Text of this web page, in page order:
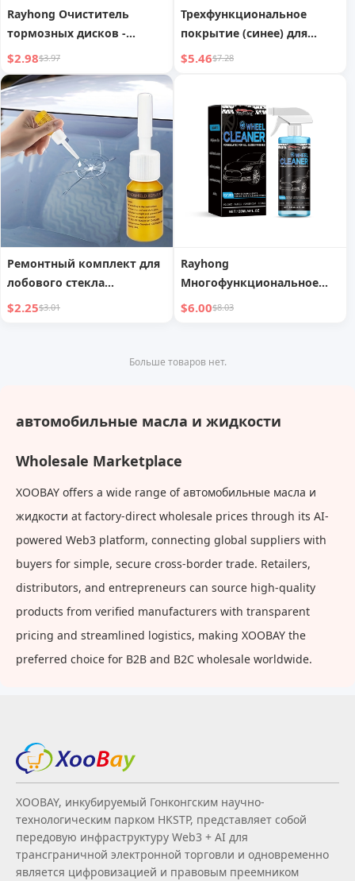
Rayhong Очиститель
тормозных дисков -
Быстрое растворение
ржавчины и устранение
скрипа для более
плавного и тихого
торможения
$2.98$3.97
Трехфункциональное
покрытие (синее) для
удаления масляных пятен,
автомобильной краски,
обслуживания и
нанесения покрытия
$5.46$7.28
Ремонтный комплект для
лобового стекла
автомобиля для осколков
ремонтный комплект для
$2.25$3.01
Rayhong
Многофункциональное
автомобильное чистящее
ежедневного
$6.00$8.03
Больше товаров нет.
автомобильные масла и жидкости
Wholesale Marketplace
XOOBAY offers a wide range of автомобильные масла и
жидкости at factory-direct wholesale prices through its AI-
powered Web3 platform, connecting global suppliers with
buyers for simple, secure cross-border trade. Retailers,
distributors, and entrepreneurs can source high-quality
products from verified manufacturers with transparent
pricing and streamlined logistics, making XOOBAY the
preferred choice for B2B and B2C wholesale worldwide.
XOOBAY, инкубируемый Гонконгским научно-
технологическим парком HKSTP, представляет собой
передовую инфраструктуру Web3 + AI для
трансграничной электронной торговли и одновременно
является цифровизацией и правовым преемником